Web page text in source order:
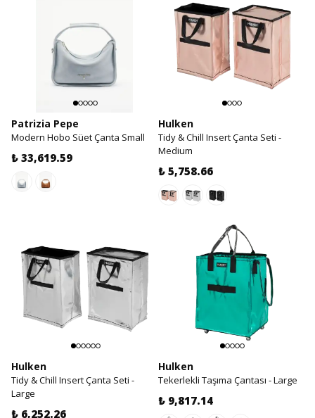
Patrizia Pepe
Modern Hobo Süet Çanta Small
₺ 33,619.59
Hulken
Tidy & Chill Insert Çanta Seti -
Medium
₺ 5,758.66
Hulken
Tidy & Chill Insert Çanta Seti -
Large
₺ 6,252.26
Hulken
Tekerlekli Taşıma Çantası - Large
₺ 9,817.14